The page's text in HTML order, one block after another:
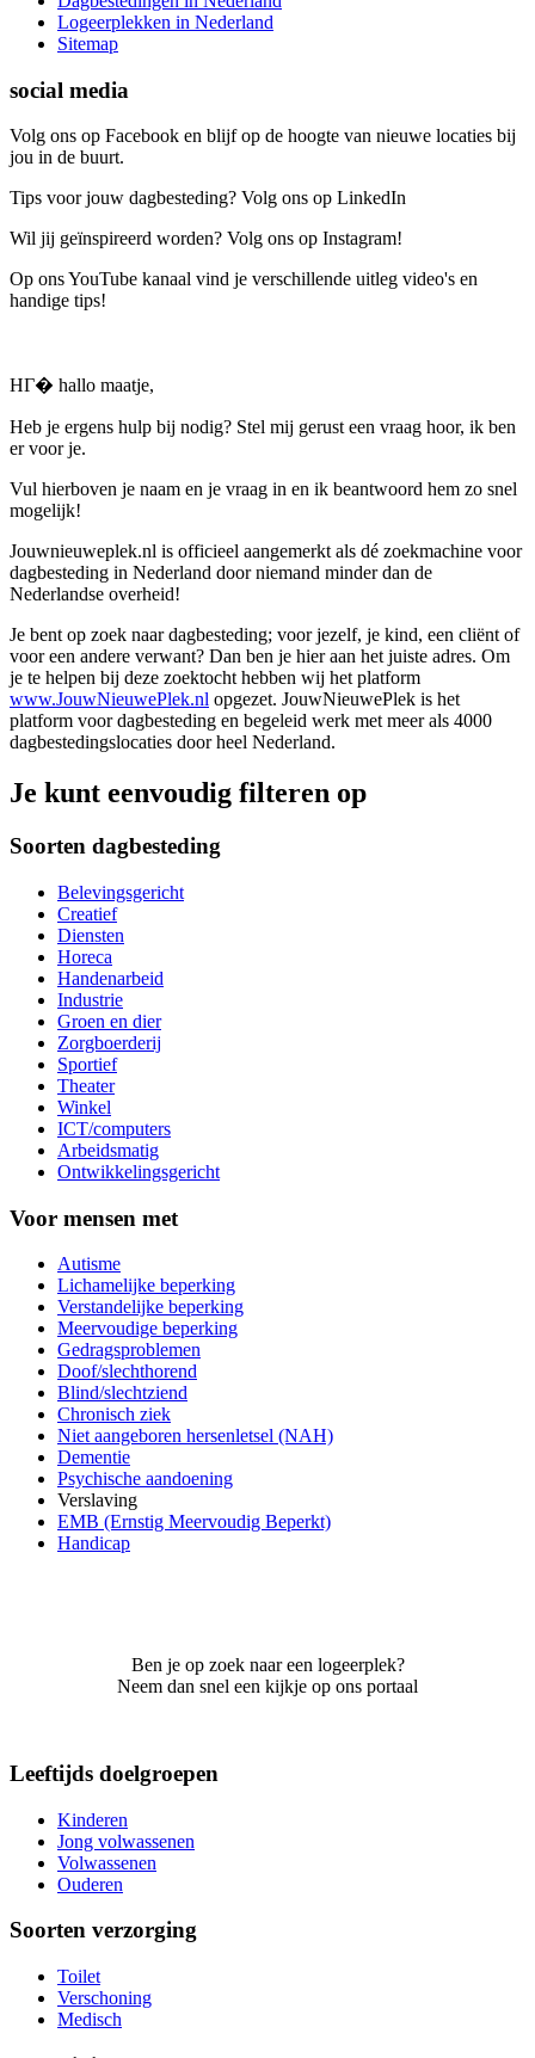
Logeerplekken in Nederland
Sitemap
social media
Volg ons op Facebook en blijf op de hoogte van nieuwe locaties bij
jou in de buurt.
Tips voor jouw dagbesteding? Volg ons op LinkedIn
Wil jij geïnspireerd worden? Volg ons op Instagram!
Op ons YouTube kanaal vind je verschillende uitleg video's en
handige tips!
HГ� hallo maatje,
Heb je ergens hulp bij nodig? Stel mij gerust een vraag hoor, ik ben
er voor je.
Vul hierboven je naam en je vraag in en ik beantwoord hem zo snel
mogelijk!
Jouwnieuweplek.nl is officieel aangemerkt als dé zoekmachine voor
dagbesteding in Nederland door niemand minder dan de
Nederlandse overheid!
Je bent op zoek naar dagbesteding; voor jezelf, je kind, een cliënt of
voor een andere verwant? Dan ben je hier aan het juiste adres. Om
je te helpen bij deze zoektocht hebben wij het platform
www.JouwNieuwePlek.nl opgezet. JouwNieuwePlek is het
platform voor dagbesteding en begeleid werk met meer als 4000
dagbestedingslocaties door heel Nederland.
Je kunt eenvoudig filteren op
Soorten dagbesteding
Belevingsgericht
Creatief
Diensten
Horeca
Handenarbeid
Industrie
Groen en dier
Zorgboerderij
Sportief
Theater
Winkel
ICT/computers
Arbeidsmatig
Ontwikkelingsgericht
Voor mensen met
Autisme
Lichamelijke beperking
Verstandelijke beperking
Meervoudige beperking
Gedragsproblemen
Doof/slechthorend
Blind/slechtziend
Chronisch ziek
Niet aangeboren hersenletsel (NAH)
Dementie
Psychische aandoening
Verslaving
EMB (Ernstig Meervoudig Beperkt)
Handicap
Ben je op zoek naar een logeerplek?
Neem dan snel een kijkje op ons portaal
Leeftijds doelgroepen
Kinderen
Jong volwassenen
Volwassenen
Ouderen
Soorten verzorging
Toilet
Verschoning
Medisch